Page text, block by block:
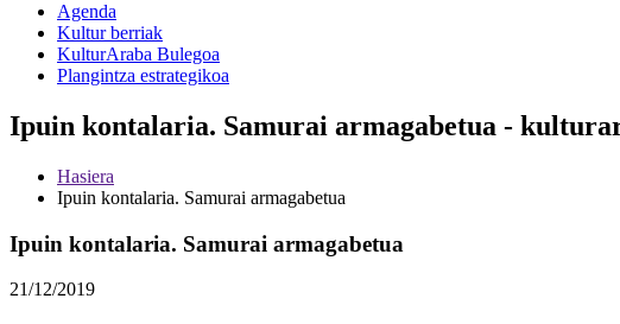
Agenda
Kultur berriak
KulturAraba Bulegoa
Plangintza estrategikoa
Ipuin kontalaria. Samurai armagabetua -
Hasiera
Ipuin kontalaria. Samurai armagabetua
Ipuin kontalaria. Samurai armagabetua
21/12/2019